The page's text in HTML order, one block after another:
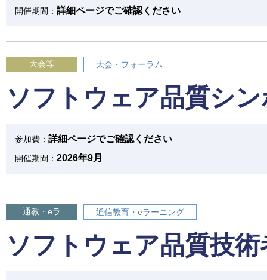
開催期間： 詳細ページでご確認ください
大会等 大会・フォーラム
ソフトウェア品質シ
参加費： 詳細ページでご確認ください
開催期間： 2026年9月
通教・eラ 通信教育・eラーニング
ソフトウェア品質技